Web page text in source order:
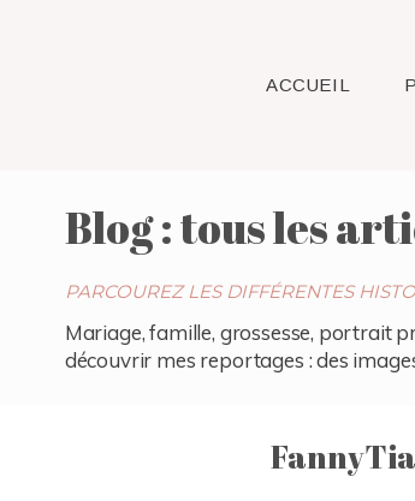
ACCUEIL
Blog : tous les
PARCOUREZ LES DIFFÉRENTES
Mariage, famille, grossesse, portrait
découvrir mes reportages : des